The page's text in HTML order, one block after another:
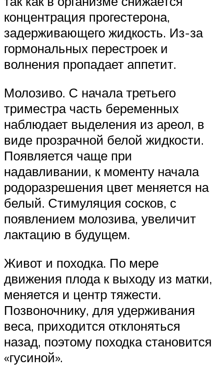
концентрация прогестерона,
задерживающего жидкость. Из-за
гормональных перестроек и
волнения пропадает аппетит.
Молозиво. С начала третьего
триместра часть беременных
наблюдает выделения из ареол, в
виде прозрачной белой жидкости.
Появляется чаще при
надавливании, к моменту начала
родоразрешения цвет меняется на
белый. Стимуляция сосков, с
появлением молозива, увеличит
лактацию в будущем.
Живот и походка. По мере
движения плода к выходу из матки,
меняется и центр тяжести.
Позвоночнику, для удерживания
веса, приходится отклоняться
назад, поэтому походка становится
«гусиной».